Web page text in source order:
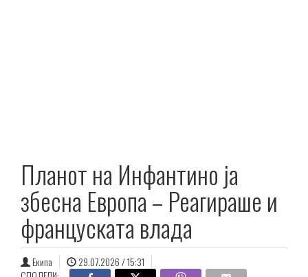
Планот на Инфантино ја
збесна Европа – Реагираше и
француската влада
Екипа
29.07.2026 / 15:31